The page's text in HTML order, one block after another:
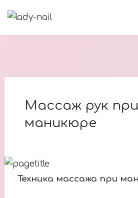
Массаж рук при
маникюре
Техника массажа при